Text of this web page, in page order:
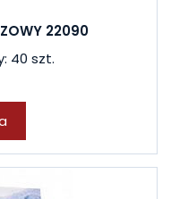
22090
40 szt.